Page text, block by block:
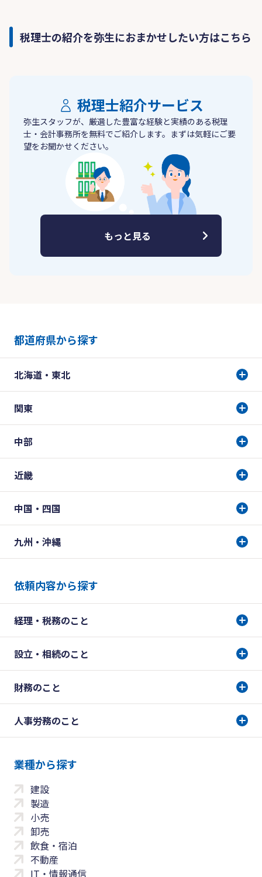
税理士の紹介を弥生におまかせしたい方はこちら
税理士紹介サービス
弥生スタッフが、厳選した豊富な経験と実績のある税理
士・会計事務所を無料でご紹介します。まずは気軽にご要
望をお聞かせください。
もっと見る
都道府県から探す
北海道・東北
関東
中部
近畿
中国・四国
九州・沖縄
依頼内容から探す
経理・税務のこと
設立・相続のこと
財務のこと
人事労務のこと
業種から探す
建設
製造
小売
卸売
飲食・宿泊
不動産
IT・情報通信